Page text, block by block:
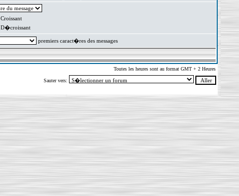
Croissant
D�croissant
premiers caract�res des messages
Toutes les heures sont au format GMT + 2 Heures
Sauter vers: